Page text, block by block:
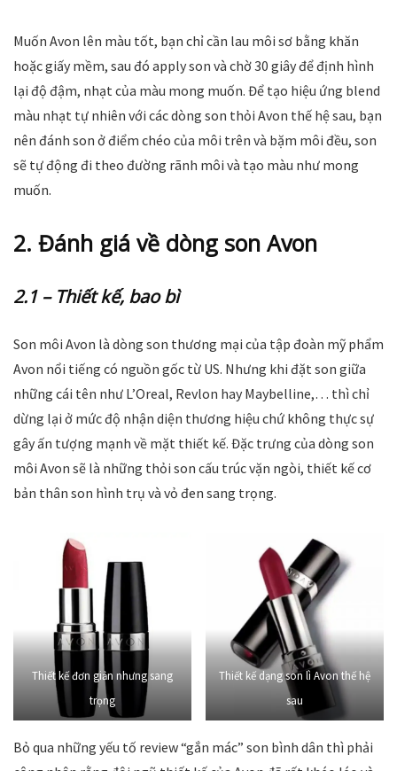
Muốn Avon lên màu tốt, bạn chỉ cần lau môi sơ bằng khăn
hoặc giấy mềm, sau đó apply son và chờ 30 giây để định hình
lại độ đậm, nhạt của màu mong muốn. Để tạo hiệu ứng blend
màu nhạt tự nhiên với các dòng son thỏi Avon thế hệ sau, bạn
nên đánh son ở điểm chéo của môi trên và bặm môi đều, son
sẽ tự động đi theo đường rãnh môi và tạo màu như mong
muốn.
2. Đánh giá về dòng son Avon
2.1 – Thiết kế, bao bì
Son môi Avon là dòng son thương mại của tập đoàn mỹ phẩm
Avon nổi tiếng có nguồn gốc từ US. Nhưng khi đặt son giữa
những cái tên như L’Oreal, Revlon hay Maybelline,… thì chỉ
dừng lại ở mức độ nhận diện thương hiệu chứ không thực sự
gây ấn tượng mạnh về mặt thiết kế. Đặc trưng của dòng son
môi Avon sẽ là những thỏi son cấu trúc vặn ngòi, thiết kế cơ
bản thân son hình trụ và vỏ đen sang trọng.
Thiết kế đơn giản nhưng sang
trọng
Thiết kế dạng son lì Avon thế hệ
sau
Bỏ qua những yếu tố review “gắn mác” son bình dân thì phải